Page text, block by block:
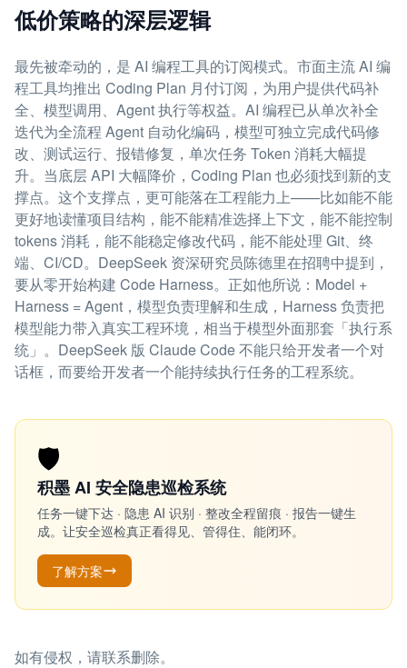
低价策略的深层逻辑
最先被牵动的，是 AI 编程工具的订阅模式。市面主流 AI 编
程工具均推出 Coding Plan 月付订阅，为用户提供代码补
全、模型调用、Agent 执行等权益。AI 编程已从单次补全
迭代为全流程 Agent 自动化编码，模型可独立完成代码修
改、测试运行、报错修复，单次任务 Token 消耗大幅提
升。当底层 API 大幅降价，Coding Plan 也必须找到新的支
撑点。这个支撑点，更可能落在工程能力上——比如能不能
更好地读懂项目结构，能不能精准选择上下文，能不能控制
tokens 消耗，能不能稳定修改代码，能不能处理 Git、终
端、CI/CD。DeepSeek 资深研究员陈德里在招聘中提到，
要从零开始构建 Code Harness。正如他所说：Model +
Harness = Agent，模型负责理解和生成，Harness 负责把
模型能力带入真实工程环境，相当于模型外面那套「执行系
统」。DeepSeek 版 Claude Code 不能只给开发者一个对
话框，而要给开发者一个能持续执行任务的工程系统。
🛡️
积墨 AI 安全隐患巡检系统
任务一键下达 · 隐患 AI 识别 · 整改全程留痕 · 报告一键生
成。让安全巡检真正看得见、管得住、能闭环。
了解方案
如有侵权，请联系删除。